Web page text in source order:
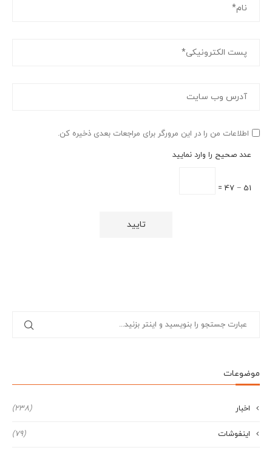
اطلاعات من را در این مرورگر برای مراجعات بعدی ذخیره کن.
عدد صحیح را وارد نمایید
51 − 47 =
موضوعات
اخبار (238)
اینفوشات (79)